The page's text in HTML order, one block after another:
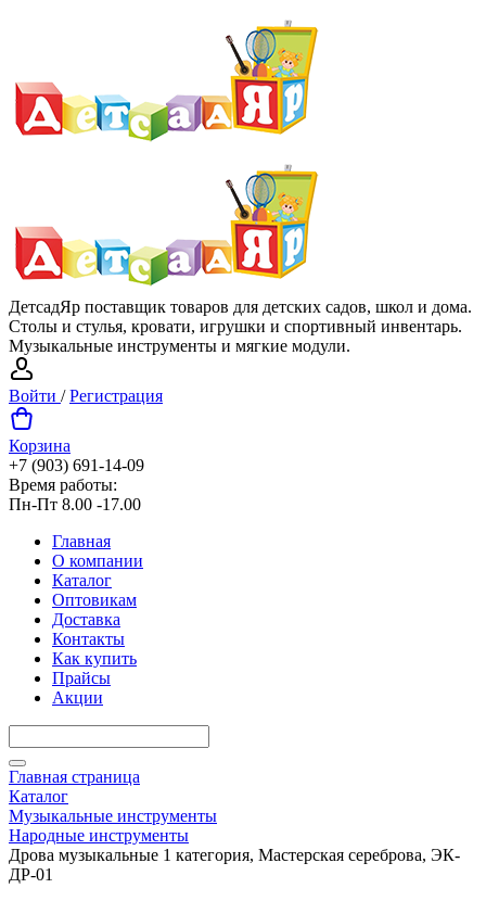
ДетсадЯр поставщик товаров для детских садов, школ и дома.
Столы и стулья, кровати, игрушки и спортивный инвентарь.
Музыкальные инструменты и мягкие модули.
Войти /Регистрация
Корзина
+7 (903) 691-14-09
Время работы:
Пн-Пт 8.00 -17.00
Главная
О компании
Каталог
Оптовикам
Доставка
Контакты
Как купить
Прайсы
Акции
Главная страница
Каталог
Музыкальные инструменты
Народные инструменты
Дрова музыкальные 1 категория, Мастерская сереброва, ЭК-
ДР-01